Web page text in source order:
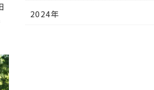
2024年